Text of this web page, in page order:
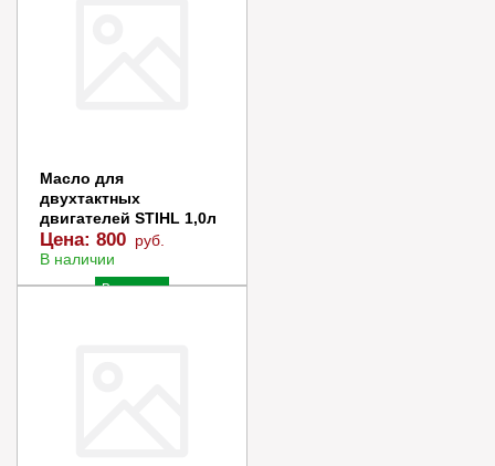
Масло для
двухтактных
двигателей STIHL 1,0л
Цена: 800 руб.
В наличии
В корзину